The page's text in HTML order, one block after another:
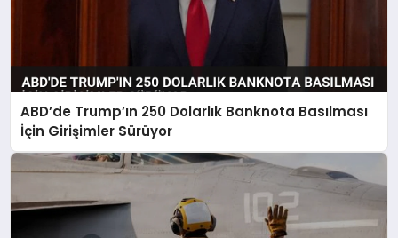
ABD’de Trump’ın 250 Dolarlık Banknota Basılması
İçin Girişimler Sürüyor